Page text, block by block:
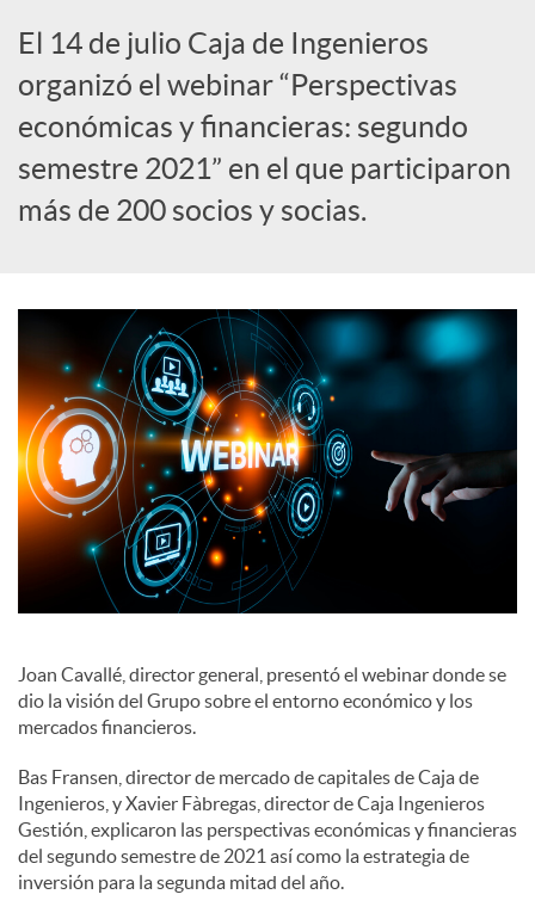
o
c
i
l
e
s
El 14 de julio Caja de Ingenieros
organizó el webinar “Perspectivas
económicas y financieras: segundo
semestre 2021” en el que participaron
más de 200 socios y socias.
Joan Cavallé, director general, presentó el webinar donde se
dio la visión del Grupo sobre el entorno económico y los
mercados financieros.
Bas Fransen, director de mercado de capitales de Caja de
Ingenieros, y Xavier Fàbregas, director de Caja Ingenieros
Gestión, explicaron las perspectivas económicas y financieras
del segundo semestre de 2021 así como la estrategia de
inversión para la segunda mitad del año.